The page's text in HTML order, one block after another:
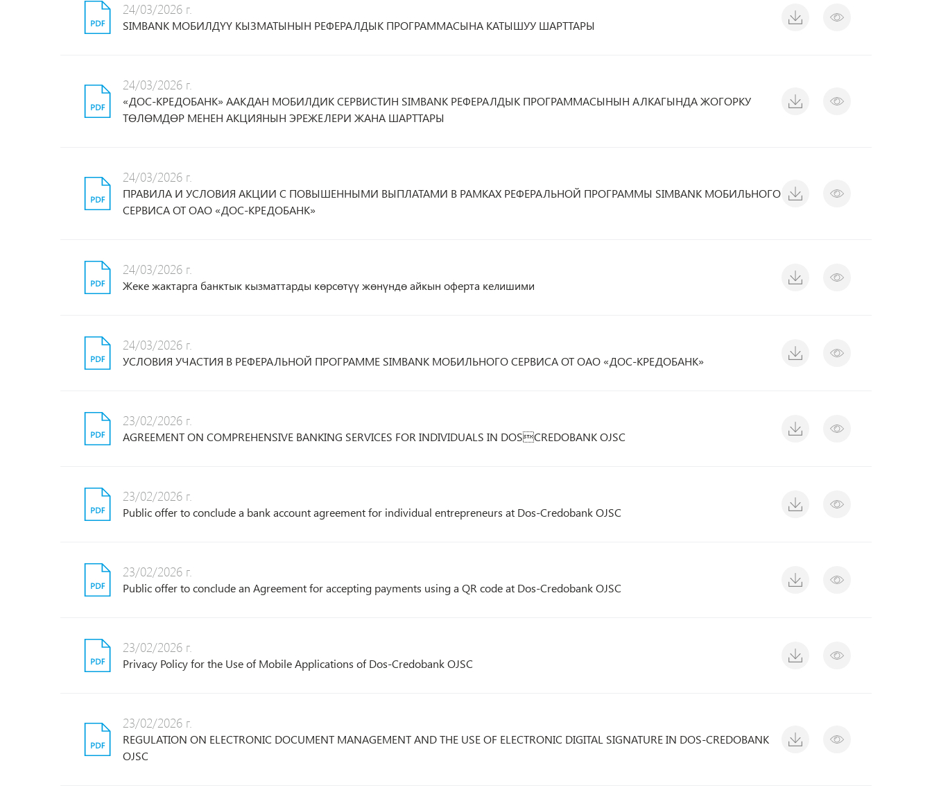
24/03/2026 г.
SIMBANK МОБИЛДҮҮ КЫЗМАТЫНЫН РЕФЕРАЛДЫК ПРОГРАММАСЫНА КАТЫШУУ ШАРТТАРЫ
24/03/2026 г.
«ДОС-КРЕДОБАНК» ААКДАН МОБИЛДИК СЕРВИСТИН SIMBANK РЕФЕРАЛДЫК ПРОГРАММАСЫНЫН АЛКАГЫНДА ЖОГОРКУ
ТӨЛӨМДӨР МЕНЕН АКЦИЯНЫН ЭРЕЖЕЛЕРИ ЖАНА ШАРТТАРЫ
24/03/2026 г.
ПРАВИЛА И УСЛОВИЯ АКЦИИ С ПОВЫШЕННЫМИ ВЫПЛАТАМИ В РАМКАХ РЕФЕРАЛЬНОЙ ПРОГРАММЫ SIMBANK МОБИЛЬНОГО
СЕРВИСА ОТ ОАО «ДОС-КРЕДОБАНК»
24/03/2026 г.
Жеке жактарга банктык кызматтарды көрсөтүү жөнүндө айкын оферта келишими
24/03/2026 г.
УСЛОВИЯ УЧАСТИЯ В РЕФЕРАЛЬНОЙ ПРОГРАММЕ SIMBANK МОБИЛЬНОГО СЕРВИСА ОТ ОАО «ДОС-КРЕДОБАНК»
23/02/2026 г.
AGREEMENT ON COMPREHENSIVE BANKING SERVICES FOR INDIVIDUALS IN DOSCREDOBANK OJSC
23/02/2026 г.
Public offer to conclude a bank account agreement for individual entrepreneurs at Dos-Credobank OJSC
23/02/2026 г.
Public offer to conclude an Agreement for accepting payments using a QR code at Dos-Credobank OJSC
23/02/2026 г.
Privacy Policy for the Use of Mobile Applications of Dos-Сredobank OJSC
23/02/2026 г.
REGULATION ON ELECTRONIC DOCUMENT MANAGEMENT AND THE USE OF ELECTRONIC DIGITAL SIGNATURE IN DOS-CREDOBANK
OJSC